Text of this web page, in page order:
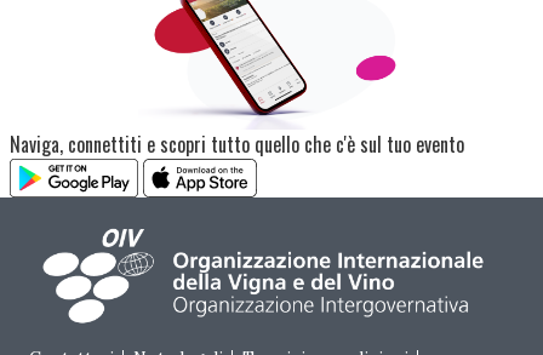
Naviga, connettiti e scopri tutto quello che c'è sul tuo evento